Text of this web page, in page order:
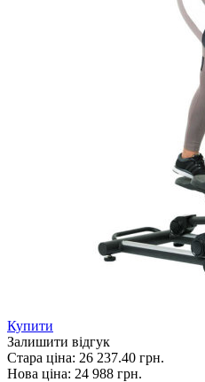
Купити
Залишити відгук
Стара ціна: 26 237.40 грн.
Нова ціна: 24 988 грн.